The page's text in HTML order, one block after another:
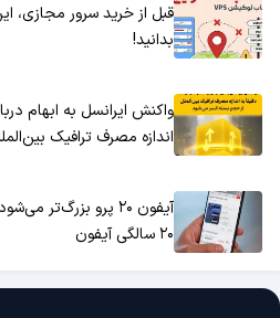
قبل از خرید سرور مجازی،
بدانید!
واکنش ایرانسل به ابهام
اندازه مصرف ترافیک
آیفون ۲۰ پرو
۲۰ سالگی آیفون